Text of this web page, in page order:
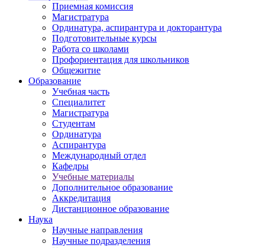
Приемная комиссия
Магистратура
Ординатура, аспирантура и докторантура
Подготовительные курсы
Работа со школами
Профориентация для школьников
Общежитие
Образование
Учебная часть
Специалитет
Магистратура
Студентам
Ординатура
Аспирантура
Международный отдел
Кафедры
Учебные материалы
Дополнительное образование
Аккредитация
Дистанционное образование
Наука
Научные направления
Научные подразделения